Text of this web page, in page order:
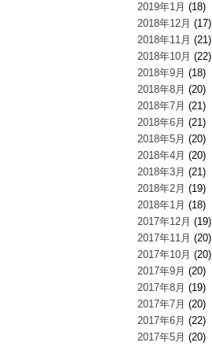
2019年1月 (18)
2018年12月 (17)
2018年11月 (21)
2018年10月 (22)
2018年9月 (18)
2018年8月 (20)
2018年7月 (21)
2018年6月 (21)
2018年5月 (20)
2018年4月 (20)
2018年3月 (21)
2018年2月 (19)
2018年1月 (18)
2017年12月 (19)
2017年11月 (20)
2017年10月 (20)
2017年9月 (20)
2017年8月 (19)
2017年7月 (20)
2017年6月 (22)
2017年5月 (20)